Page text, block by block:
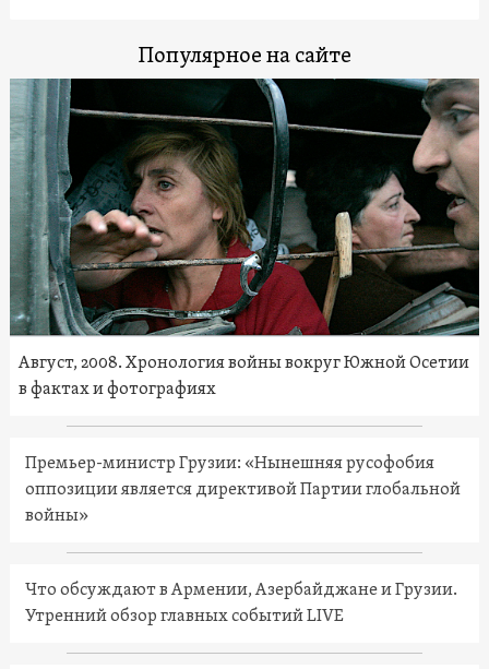
Популярное на сайте
Август, 2008. Хронология войны вокруг Южной Осетии
в фактах и фотографиях
Премьер-министр Грузии: «Нынешняя русофобия
оппозиции является директивой Партии глобальной
войны»
Что обсуждают в Армении, Азербайджане и Грузии.
Утренний обзор главных событий LIVE